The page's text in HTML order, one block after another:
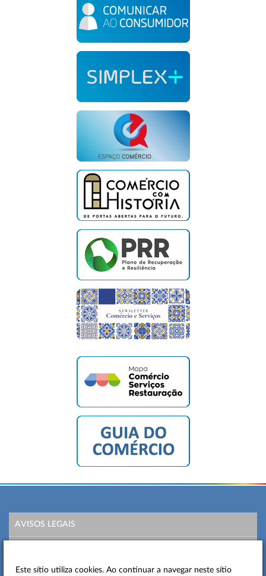
AVISOS LEGAIS
MAPA DO SITE
Este sítio utiliza cookies. Ao continuar a navegar neste sítio